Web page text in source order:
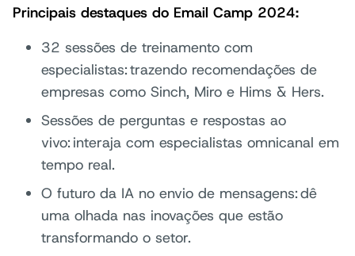
Principais destaques do Email Camp 2024:
32 sessões de treinamento com
especialistas: trazendo recomendações de
empresas como Sinch, Miro e Hims & Hers.
Sessões de perguntas e respostas ao
vivo: interaja com especialistas omnicanal em
tempo real.
O futuro da IA no envio de mensagens: dê
uma olhada nas inovações que estão
transformando o setor.